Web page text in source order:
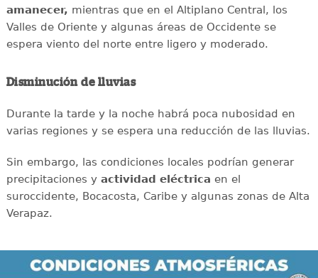
amanecer, mientras que en el Altiplano Central, los
Valles de Oriente y algunas áreas de Occidente se
espera viento del norte entre ligero y moderado.
Disminución de lluvias
Durante la tarde y la noche habrá poca nubosidad en
varias regiones y se espera una reducción de las lluvias.
Sin embargo, las condiciones locales podrían generar
precipitaciones y actividad eléctrica en el
suroccidente, Bocacosta, Caribe y algunas zonas de Alta
Verapaz.